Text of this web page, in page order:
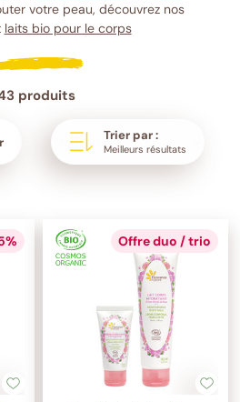
votre peau, découvrez nos
laits bio pour le corps
produits
Trier par :
Meilleurs résultats
Offre duo / trio